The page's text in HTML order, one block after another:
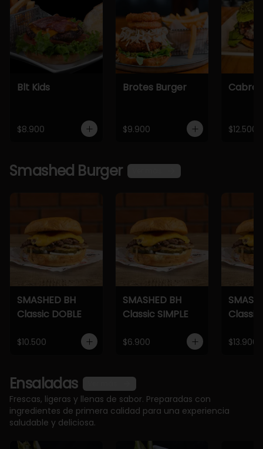
Blt Kids
$8.900
Brotes Burger
$9.900
Cabra
$12.500
Smashed Burger
SMASHED BH
Classic DOBLE
$10.500
SMASHED BH
Classic SIMPLE
$6.900
Classic
$13.900
Ensaladas
Frescas, ligeras y llenas de sabor. Preparadas con
ingredientes de primera calidad para una experiencia
saludable y deliciosa.